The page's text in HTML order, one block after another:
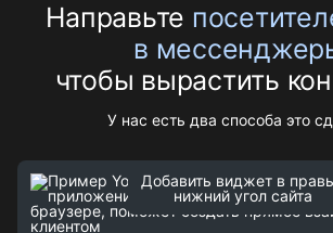
Направьте
в
чтобы вырастить
У нас есть два способа это
Добавить виджет в
нижний угол сайта